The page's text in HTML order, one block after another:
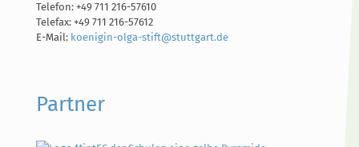
Telefon: +49 711 216-57610
Telefax: +49 711 216-57612
E-Mail: koenigin-olga-stift@stuttgart.de
Partner